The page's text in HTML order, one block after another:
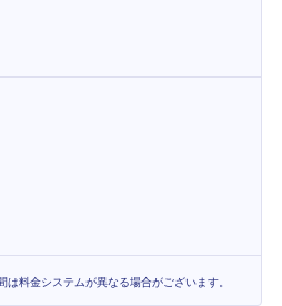
料金システムが異なる場合がございます。